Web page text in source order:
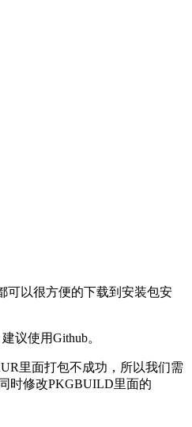
可以很方便的下载到安装包安
议使用Github。
里面打包不成功，所以我们需
时修改PKGBUILD里面的